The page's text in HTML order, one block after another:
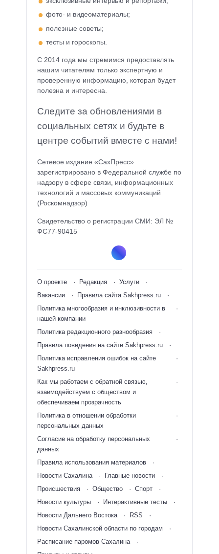
фото- и видеоматериалы;
полезные советы;
тесты и гороскопы.
С 2014 года мы стремимся предоставлять
нашим читателям только экспертную и
проверенную информацию, которая будет
полезна и интересна.
Следите за обновлениями в
социальных сетях и будьте в
центре событий вместе с нами!
Сетевое издание «СахПресс»
зарегистрировано в Федеральной службе по
надзору в сфере связи, информационных
технологий и массовых коммуникаций
(Роскомнадзор)
Свидетельство о регистрации СМИ: ЭЛ №
ФС77-90415
О проекте Редакция
Услуги
Вакансии
Правила сайта Sakhpress.ru
Политика многообразия и инклюзивности в
нашей компании
Политика редакционного разнообразия
Правила поведения на сайте Sakhpress.ru
Политика исправления ошибок на сайте
Sakhpress.ru
Как мы работаем с обратной связью,
взаимодействуем с обществом и
обеспечиваем прозрачность
Политика в отношении обработки
персональных данных
Согласие на обработку персональных
данных
Правила использования материалов
Новости Сахалина
Главные новости
Происшествия
Общество
Спорт
Новости культуры
Интерактивные тесты
Новости Дальнего Востока
RSS
Новости Сахалинской области по городам
Расписание паромов Сахалина